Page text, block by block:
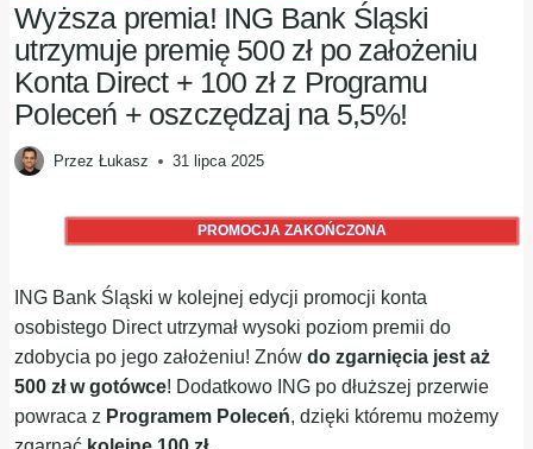
Wyższa premia! ING Bank Śląski
utrzymuje premię 500 zł po założeniu
Konta Direct + 100 zł z Programu
Poleceń + oszczędzaj na 5,5%!
Przez Łukasz 31 lipca 2025
PROMOCJA ZAKOŃCZONA
ING Bank Śląski w kolejnej edycji promocji konta
osobistego Direct utrzymał wysoki poziom premii do
zdobycia po jego założeniu! Znówdo zgarnięcia jest aż
500 zł w gotówce! Dodatkowo ING po dłuższej przerwie
powraca z Programem Poleceń, dzięki któremu możemy